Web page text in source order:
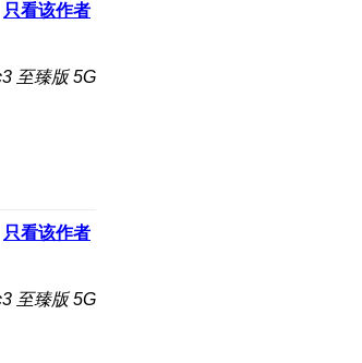
只看该作者
至臻版 5G
只看该作者
至臻版 5G